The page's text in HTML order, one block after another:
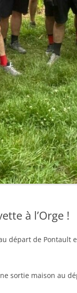
à l’Orge !
départ de Pontault
sortie maison au